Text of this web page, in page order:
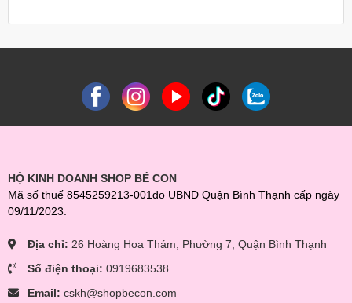
trình khuyến mãi siêu hot nhé!
HỘ KINH DOANH SHOP BÉ CON
Mã số thuế 8545259213-001do UBND Quận Bình Thạnh cấp ngày
09/11/2023.
Địa chỉ: 26 Hoàng Hoa Thám, Phường 7, Quận Bình Thạnh
Số điện thoại: 0919683538
Email: cskh@shopbecon.com